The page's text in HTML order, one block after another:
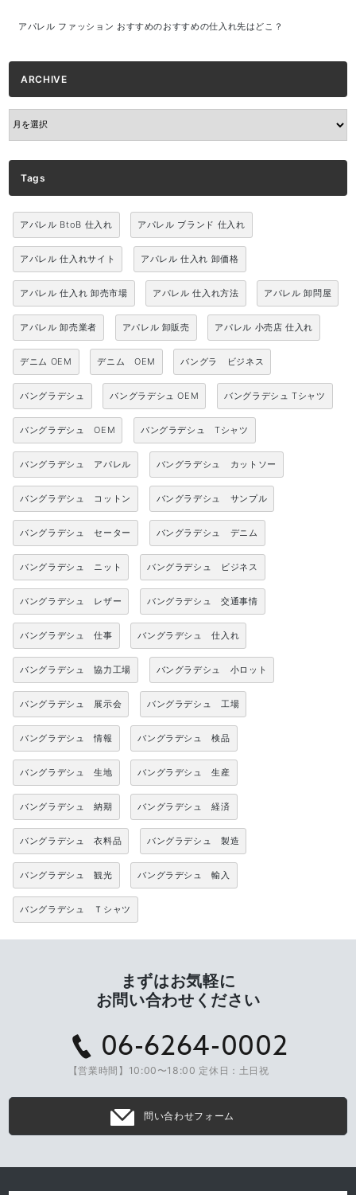
アパレル ファッション おすすめのおすすめの仕入れ先はどこ？
ARCHIVE
ARCHIVE
Tags
アパレル BtoB 仕入れ アパレル ブランド 仕入れ
アパレル 仕入れサイト アパレル 仕入れ 卸価格
アパレル 仕入れ 卸売市場 アパレル 仕入れ方法 アパレル 卸問屋
アパレル 卸売業者 アパレル 卸販売 アパレル 小売店 仕入れ
デニム OEM デニム OEM バングラ ビジネス
バングラデシュ バングラデシュ OEM バングラデシュ Tシャツ
バングラデシュ OEM バングラデシュ Tシャツ
バングラデシュ アパレル バングラデシュ カットソー
バングラデシュ コットン バングラデシュ サンプル
バングラデシュ セーター バングラデシュ デニム
バングラデシュ ニット バングラデシュ ビジネス
バングラデシュ レザー バングラデシュ 交通事情
バングラデシュ 仕事 バングラデシュ 仕入れ
バングラデシュ 協力工場 バングラデシュ 小ロット
バングラデシュ 展示会 バングラデシュ 工場
バングラデシュ 情報 バングラデシュ 検品
バングラデシュ 生地 バングラデシュ 生産
バングラデシュ 納期 バングラデシュ 経済
バングラデシュ 衣料品 バングラデシュ 製造
バングラデシュ 観光 バングラデシュ 輸入
バングラデシュ Ｔシャツ
まずはお気軽に
お問い合わせください
06-6264-0002
【営業時間】10:00〜18:00 定休日：土日祝
問い合わせフォーム